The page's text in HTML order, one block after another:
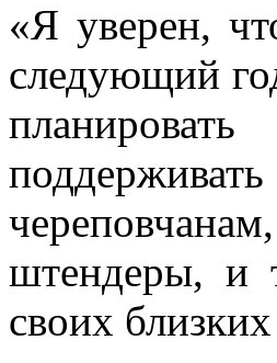
«Я уверен,
следующий
штендеры, и
своих